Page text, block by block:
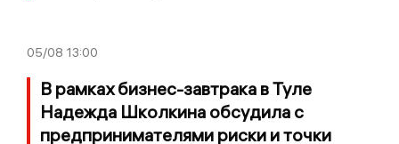
05/08 13:00
В рамках бизнес-завтрака в Туле
Надежда Школкина обсудила с
предпринимателями риски и точки